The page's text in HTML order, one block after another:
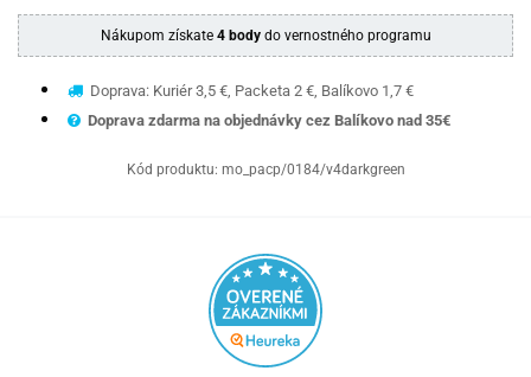
Nákupom získate 4 bodydo vernostného programu
Doprava: Kuriér 3,5 €, Packeta 2 €, Balíkovo 1,7 €
Doprava zdarma na objednávky cez Balíkovo nad 35€
Kód produktu: mo_pacp/0184/v4darkgreen